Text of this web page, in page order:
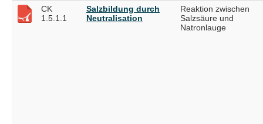
CK
1.5.1.1
Salzbildung durch
Neutralisation
Reaktion zwischen
Salzsäure und
Natronlauge